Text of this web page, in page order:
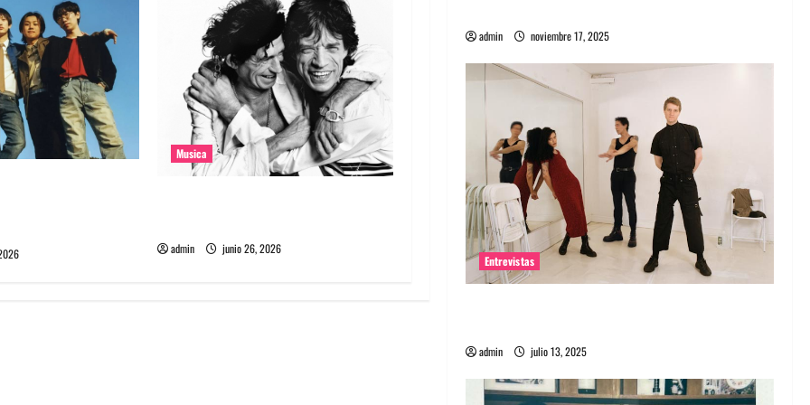
Musica
admin junio 26, 2026
admin noviembre 17, 2025
Entrevistas
admin julio 13, 2025